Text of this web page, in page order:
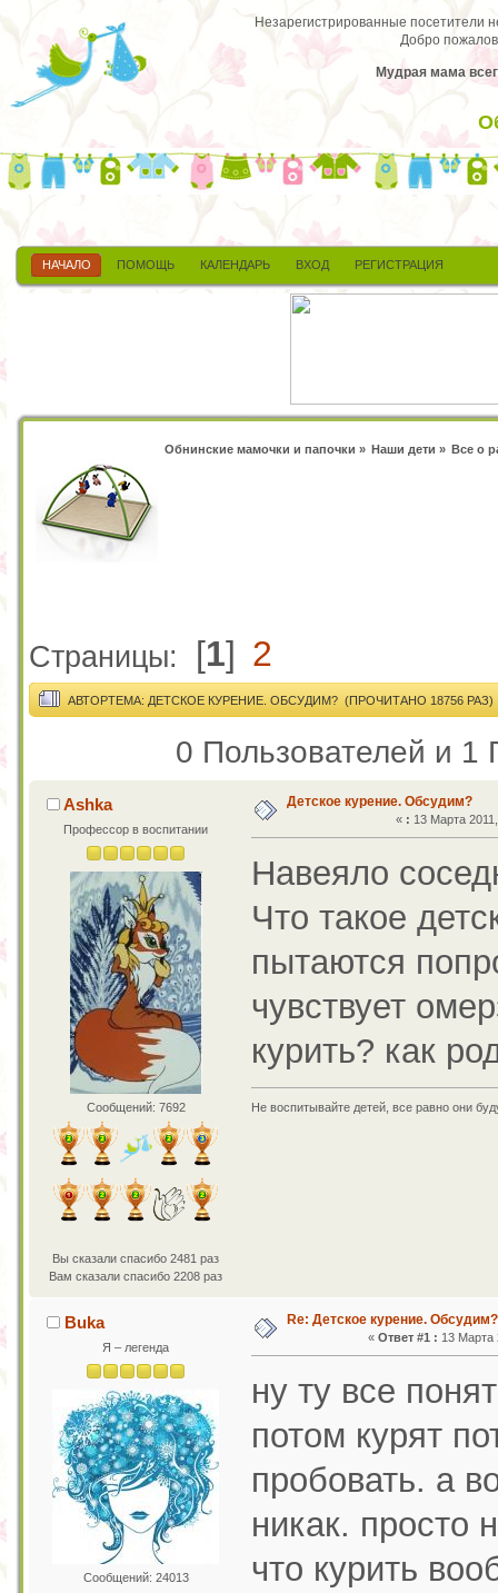
Незарегистрированные посетители
Добро
Мудрая мама
НАЧАЛО ПОМОЩЬ КАЛЕНДАРЬ ВХОД РЕГИСТРАЦИЯ
Обнинские мамочки и папочки » Наши дети » Все о
Страницы: [1] 2
АВТОРТЕМА: ДЕТСКОЕ КУРЕНИЕ. ОБСУДИМ? (ПРОЧИТАНО 18756 РАЗ)
0 Пользователей и 1
Ashka
Профессор в воспитании
Сообщений: 7692
Вы сказали спасибо 2481 раз
Вам сказали спасибо 2208 раз
Детское курение. Обсудим?
« : 13 Марта
Навеяло
Что такое
пытаются
чувствует
курить? как
Не воспитывайте детей, все равно они
Buka
Я – легенда
Сообщений: 24013
Re: Детское курение. Обсудим?
«Ответ #1 : 13 Марта
ну ту все
потом курят
пробовать. а
никак. просто
что курить